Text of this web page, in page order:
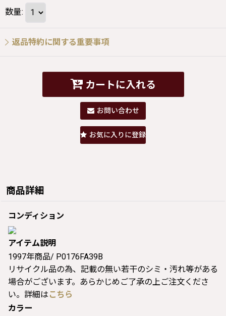
数量:
返品特約に関する重要事項
カートに入れる
お問い合わせ
お気に入りに登録
商品詳細
コンディション
アイテム説明
1997年商品/ P0176FA39B
リサイクル品の為、記載の無い若干のシミ・汚れ等がある
場合がございます。あらかじめご了承の上ご注文くださ
い。詳細は こちら
カラー